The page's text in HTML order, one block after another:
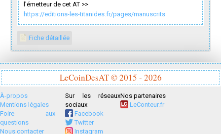
l'émetteur de cet AT >>
https://editions-les-titanides.fr/pages/manuscrits
Fiche détaillée
LeCoinDesAT © 2015 - 2026
À-propos
Mentions légales
Foire aux
questions
Nous contacter
Sur les réseaux
sociaux
Facebook
Twitter
Instagram
Nos partenaires
LeConteur.fr